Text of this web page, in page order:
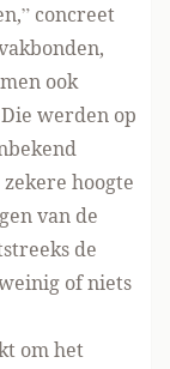
concreet
ook
werden op
hoogte
van de
de
of niets
om het